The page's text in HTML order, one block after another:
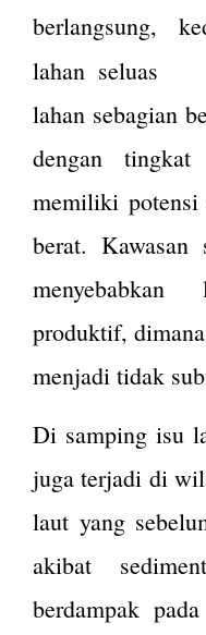
berlangsung,
lahan seluas
lahan sebagian
dengan
memiliki
berat. Kawasan
produktif,
menjadi tidak
Di samping isu
juga terjadi di
laut yang
akibat
berdampak